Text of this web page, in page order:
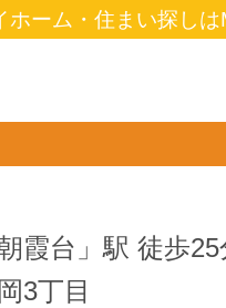
ホーム・住まい探し
霞台」駅 徒歩25
岡3丁目